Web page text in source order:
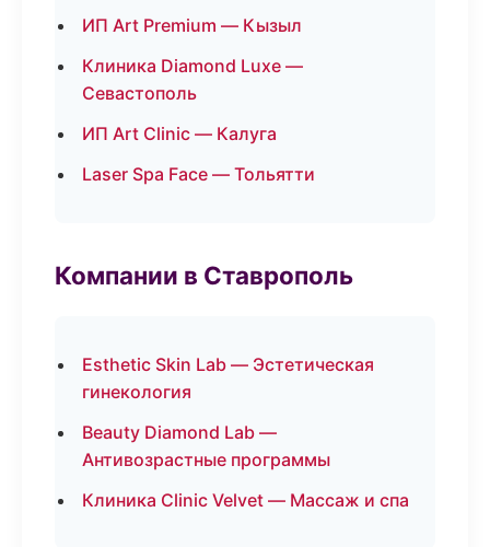
ИП Art Premium — Кызыл
Клиника Diamond Luxe —
Севастополь
ИП Art Clinic — Калуга
Laser Spa Face — Тольятти
Компании в Ставрополь
Esthetic Skin Lab — Эстетическая
гинекология
Beauty Diamond Lab —
Антивозрастные программы
Клиника Clinic Velvet — Массаж и спа